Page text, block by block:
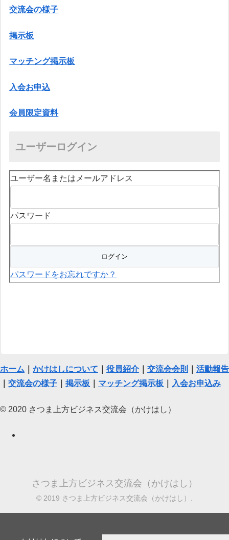
交流会の様子
掲示板
マッチング掲示板
入会お申込
会員限定資料
ユーザーログイン
ユーザー名またはメールアドレス
パスワード
パスワードをお忘れですか？
ホーム かけはしについて 役員紹介｜ 交流会会則
活動報告
交流会の様子 掲示板 マッチング掲示板 入会お申込み
© 2020 さつま上方ビジネス交流会（かけはし）
さつま上方ビジネス交流会（かけはし）
© 2019 さつま上方ビジネス交流会（かけはし）.